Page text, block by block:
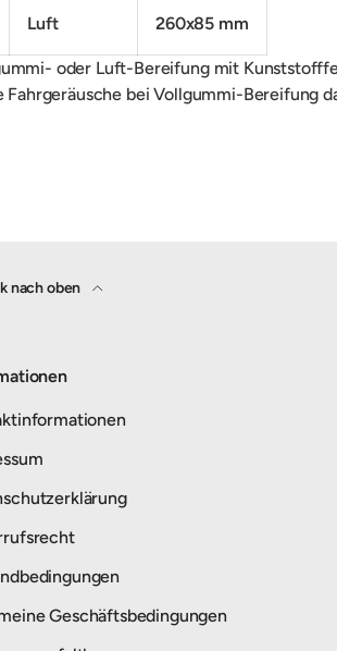
Luft 260x85 mm
oder Luft-Bereifung mit
bei Vollgummi-Bereifung
nach oben
Geschäftsbedingungen